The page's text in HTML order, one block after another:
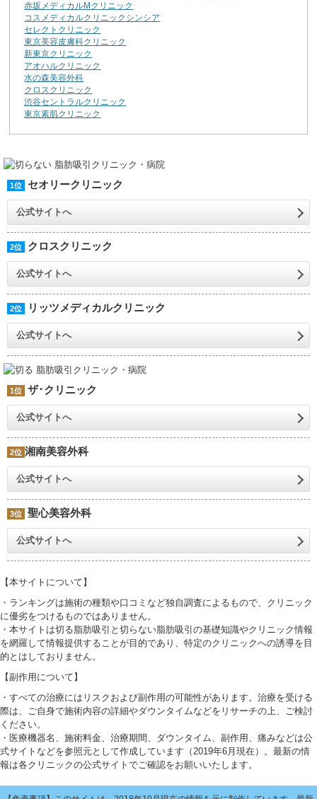
赤坂メディカルMクリニック
コスメディカルクリニックシンシア
セレクトクリニック
東京美容皮膚科クリニック
新東京クリニック
アオハルクリニック
水の森美容外科
クロスクリニック
渋谷セントラルクリニック
東京素肌クリニック
1位 セオリークリニック
公式サイトへ
2位 クロスクリニック
公式サイトへ
2位 リッツメディカルクリニック
公式サイトへ
1位 ザ･クリニック
公式サイトへ
2位 湘南美容外科
公式サイトへ
3位 聖心美容外科
公式サイトへ
【本サイトについて】
・ランキングは施術の種類や口コミなど独自調査によるもので、クリニック
に優劣をつけるものではありません。
・本サイトは切る脂肪吸引と切らない脂肪吸引の基礎知識やクリニック情報
を網羅して情報提供することが目的であり、特定のクリニックへの誘導を目
的とはしておりません。
【副作用について】
・すべての治療にはリスクおよび副作用の可能性があります。治療を受ける
際は、ご自身で施術内容の詳細やダウンタイムなどをリサーチの上、ご検討
ください。
・医療機器名、施術料金、治療期間、ダウンタイム、副作用、痛みなどは公
式サイトなどを参照元として作成しています（2019年6月現在）。最新の情
報は各クリニックの公式サイトでご確認をお願いいたします。